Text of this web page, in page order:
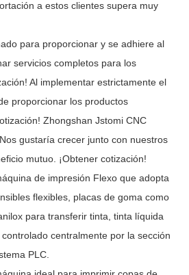
a estos clientes supera muy
para proporcionar y se adhiere al
servicios completos para los
Al implementar estrictamente el
proporcionar los productos
Zhongshan Jstomi CNC
gustaría crecer junto con nuestros
mutuo. ¡Obtener cotización!
de impresión Flexo que adopta
flexibles, placas de goma como
para transferir tinta, tinta líquida
centralmente por la sección
PLC.